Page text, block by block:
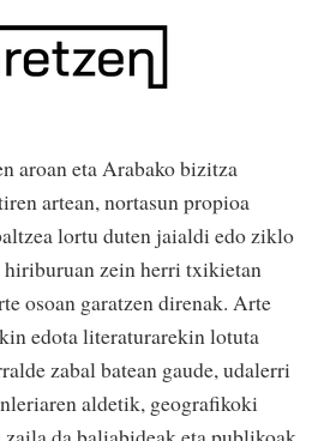
aroan eta Arabako bizitza
artean, nortasun propioa
lortu duten jaialdi edo ziklo
hiriburuan zein herri txikietan
osoan garatzen direnak. Arte
edota literaturarekin lotuta
zabal batean gaude, udalerri
aldetik, geografikoki